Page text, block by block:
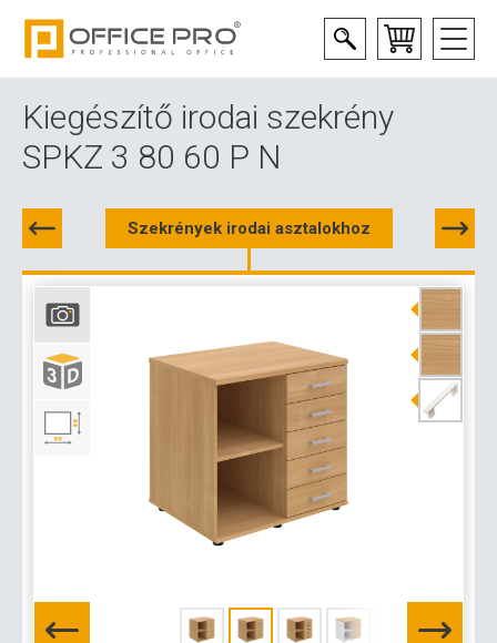
Kiegészítő irodai szekrény
SPKZ 3 80 60 P N
Szekrények irodai asztalokhoz